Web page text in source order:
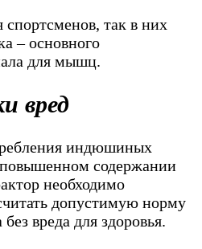
спортсменов, так в них
– основного
для мышц.
вред
индюшиных
повышенном содержании
необходимо
допустимую норму
вреда для здоровья.